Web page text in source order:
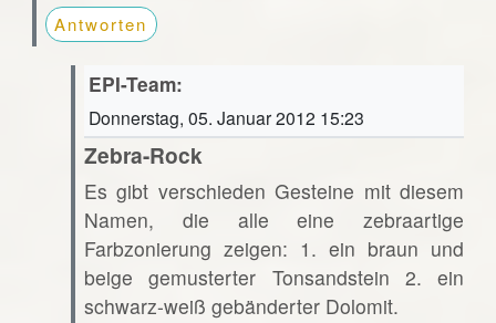
Antworten
EPI-Team:
Donnerstag, 05. Januar 2012 15:23
Zebra-Rock
Es gibt verschieden Gesteine mit diesem
Namen, die alle eine zebraartige
Farbzonierung zeigen: 1. ein braun und
beige gemusterter Tonsandstein 2. ein
schwarz-weiß gebänderter Dolomit.